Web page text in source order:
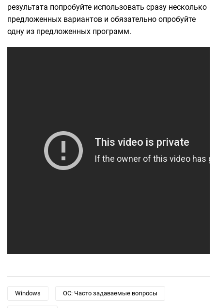
результата попробуйте использовать сразу несколько
предложенных вариантов и обязательно опробуйте
одну из предложенных программ.
Windows ОС: Часто задаваемые вопросы